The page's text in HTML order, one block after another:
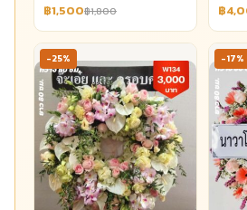
฿1,500฿1,800 ฿
-25% -17%